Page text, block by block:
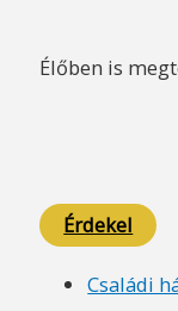
Élőben is
Érdekel
Családi